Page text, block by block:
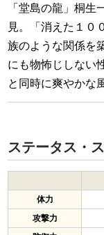
「堂島の龍」桐
見。「消えた１０
族のような関係を
にも物怖じしない
と同時に爽やかな
ステータス・
体力
攻撃力